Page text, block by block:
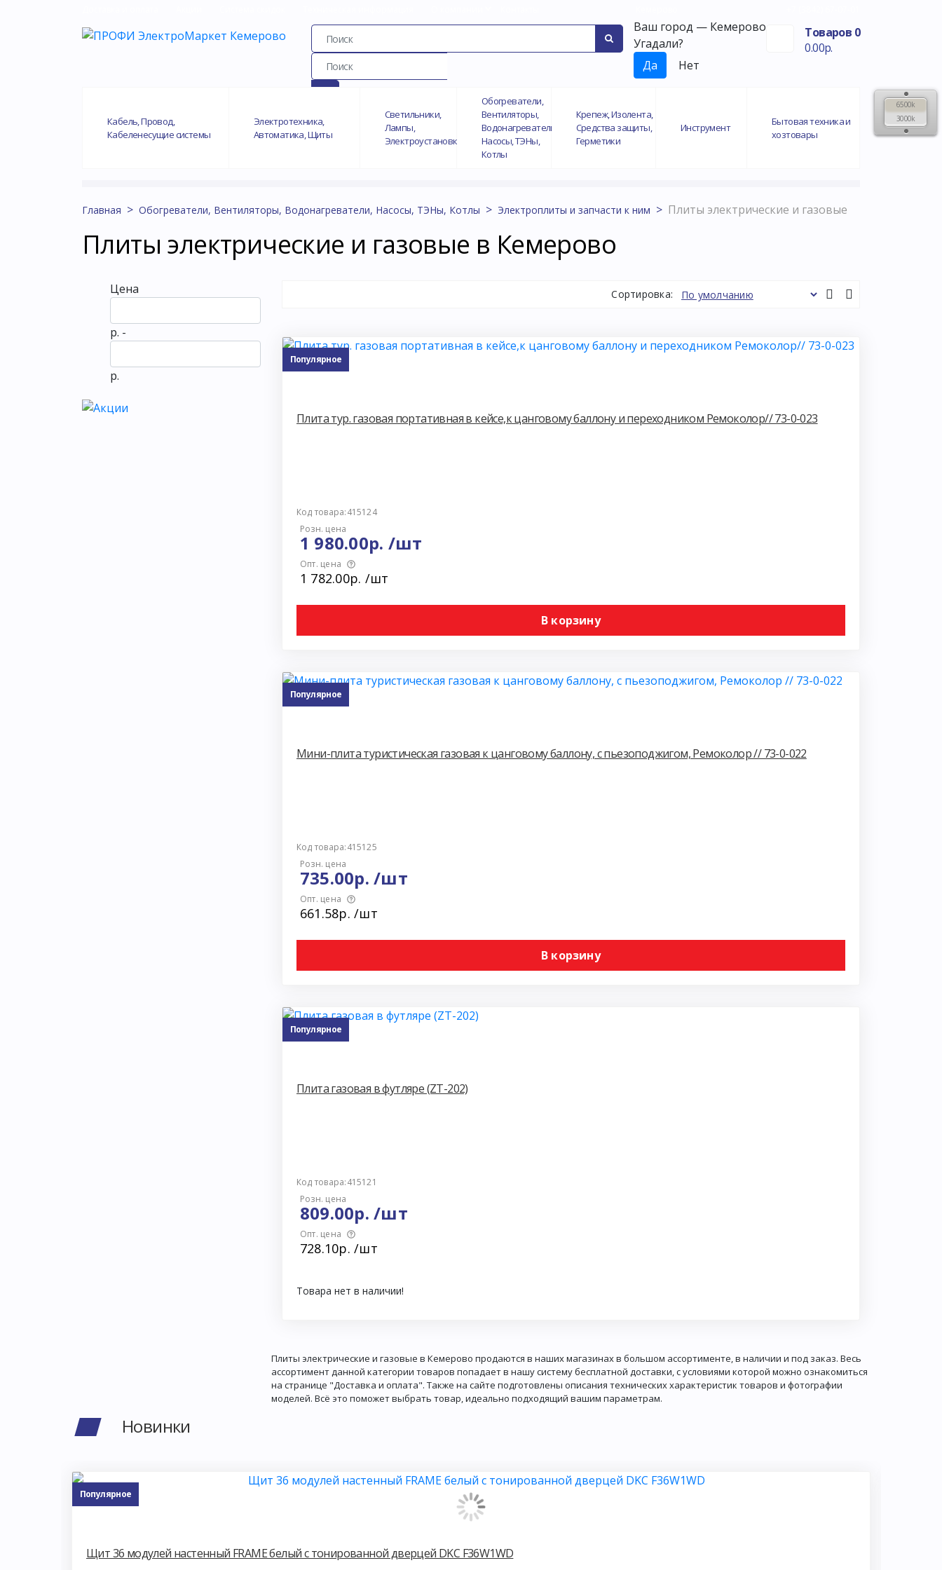
Ваш город — Кемерово
Угадали?
Товаров 0
0.00р.
Кабель, Провод,
Кабеленесущие системы
Электротехника,
Автоматика, Щиты
Светильники,
Лампы,
Электроустановка
Обогреватели,
Вентиляторы,
Водонагреватели,
Насосы, ТЭНы,
Котлы
Крепеж, Изолента,
Средства защиты,
Герметики
Инструмент
Бытовая техника и
хозтовары
6500k
3000k
Главная Обогреватели, Вентиляторы, Водонагреватели, Насосы, ТЭНы, Котлы Электроплиты и запчасти к ним Плиты электрические и газовые
Плиты электрические и газовые в Кемерово
Цена
р. -
р.
Сортировка:
Популярное
Плита тур. газовая портативная в кейсе,к цанговому баллону и переходником Ремоколор// 73-0-023
Код товара:415124
Розн. цена
1 980.00р. /шт
Опт. цена
1 782.00р. /шт
В корзину
Популярное
Мини-плита туристическая газовая к цанговому баллону, с пьезоподжигом, Ремоколор // 73-0-022
Код товара:415125
Розн. цена
735.00р. /шт
Опт. цена
661.58р. /шт
В корзину
Популярное
Плита газовая в футляре (ZT-202)
Код товара:415121
Розн. цена
809.00р. /шт
Опт. цена
728.10р. /шт
Товара нет в наличии!
Плиты электрические и газовые в Кемерово продаются в наших магазинах в большом ассортименте, в наличии и под заказ. Весь
ассортимент данной категории товаров попадает в нашу систему бесплатной доставки, с условиями которой можно ознакомиться
на странице "Доставка и оплата". Также на сайте подготовлены описания технических характеристик товаров и фотографии
моделей. Всё это поможет выбрать товар, идеально подходящий вашим параметрам.
Новинки
Популярное
Щит 36 модулей настенный FRAME белый с тонированной дверцей DKC F36W1WD